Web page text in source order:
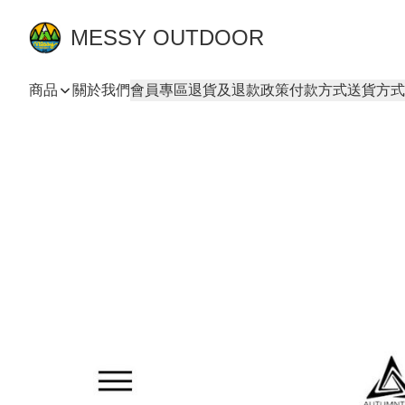
MESSY OUTDOOR
商品 關於我們會員專區退貨及退款政策付款方式送貨方式